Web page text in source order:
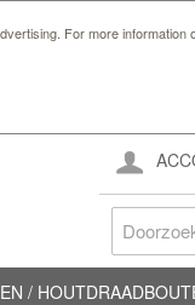
For more information
/